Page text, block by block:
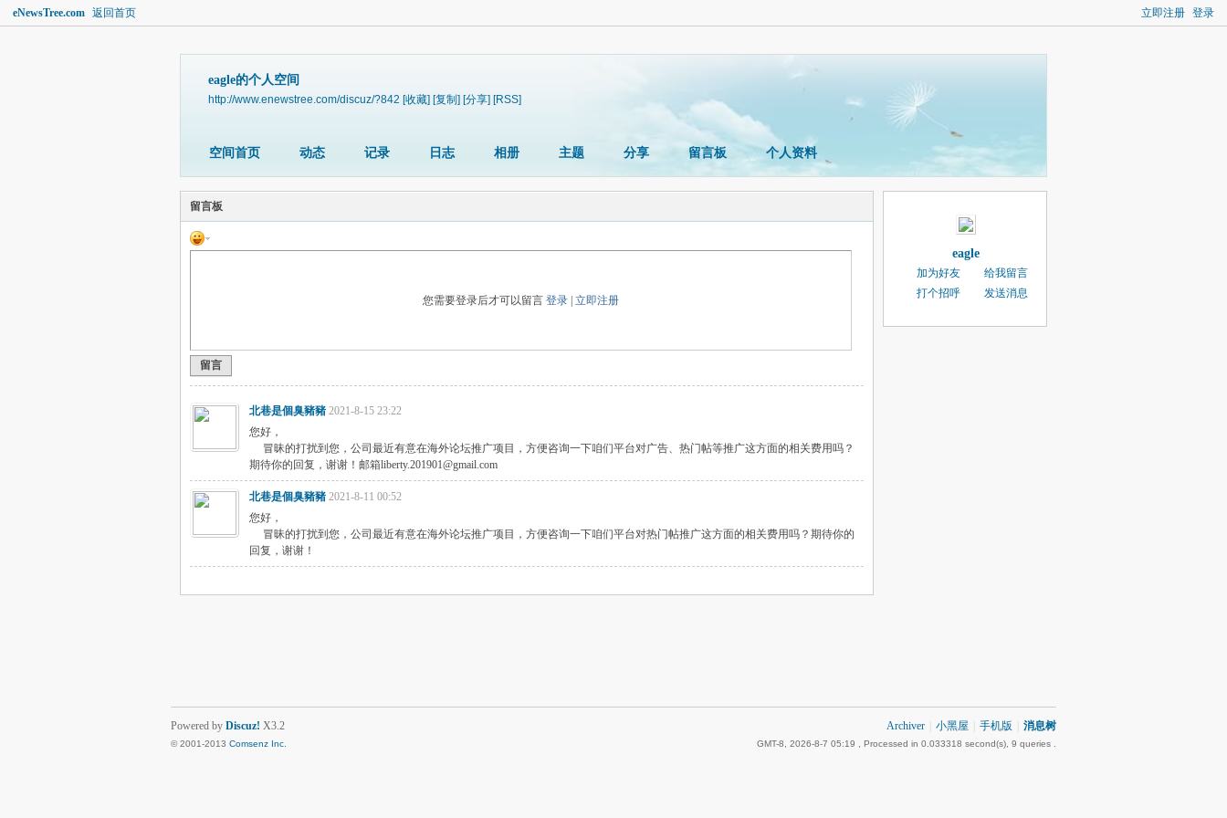
立即注册 登录
eNewsTree.com 返回首页
eagle的个人空间
http://www.enewstree.com/discuz/?842 [收藏] [复制] [分享] [RSS]
空间首页 动态 记录 日志 相册 主题 分享 留言板 个人资料
留言板
您需要登录后才可以留言登录 |立即注册
留言
北巷是個臭豬豬 2021-8-15 23:22
您好，
冒昧的打扰到您，公司最近有意在海外论坛推广项目，方便咨询一下咱们平台对广告、热门帖等推广这方面的相关费用吗？
期待你的回复，谢谢！邮箱liberty.201901@gmail.com
北巷是個臭豬豬 2021-8-11 00:52
您好，
冒昧的打扰到您，公司最近有意在海外论坛推广项目，方便咨询一下咱们平台对热门帖推广这方面的相关费用吗？期待你的
回复，谢谢！
eagle
加为好友
给我留言
打个招呼
发送消息
Archiver 小黑屋 手机版 消息树
GMT-8, 2026-8-7 05:19 , Processed in 0.033318 second(s), 9 queries .
Powered by Discuz! X3.2
© 2001-2013 Comsenz Inc.